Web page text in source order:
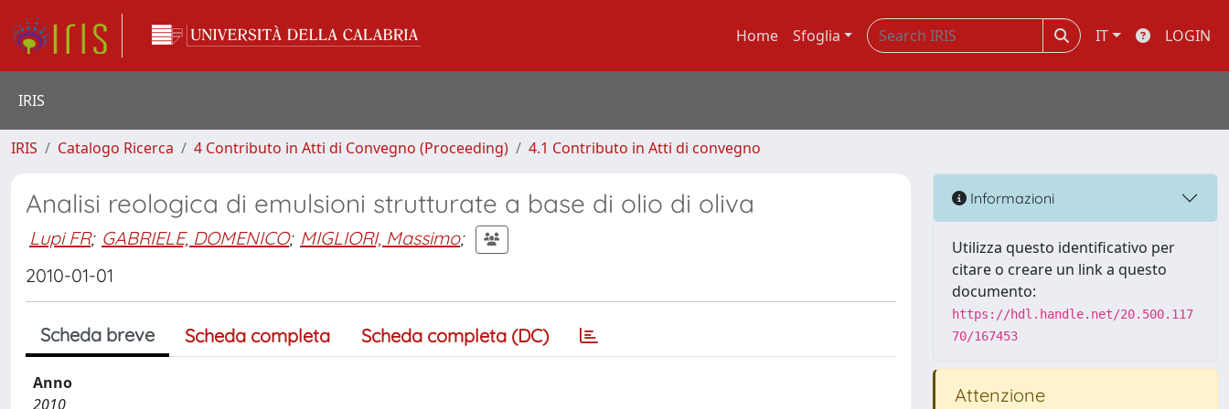
Home Sfoglia IT LOGIN
IRIS
IRIS Catalogo Ricerca 4 Contributo in Atti di Convegno (Proceeding) 4.1 Contributo in Atti di convegno
Analisi reologica di emulsioni strutturate a base di olio di oliva
Lupi FR; GABRIELE, DOMENICO; MIGLIORI, Massimo;
2010-01-01
Scheda breve Scheda completa Scheda completa (DC)
Anno
2010
Informazioni
Utilizza questo identificativo per
citare o creare un link a questo
documento:
https://hdl.handle.net/20.500.117
70/167453
Attenzione